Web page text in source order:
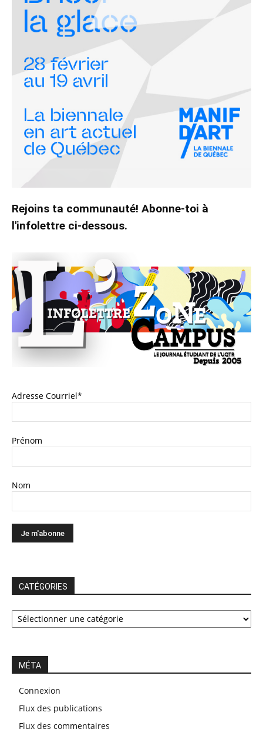
Rejoins ta communauté! Abonne-toi à
l'infolettre ci-dessous.
Adresse Courriel*
Prénom
Nom
CATÉGORIES
CATÉGORIES
MÉTA
Connexion
Flux des publications
Flux des commentaires